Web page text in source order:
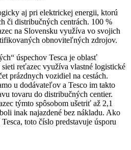
aj pri elektrickej energii, ktorú
či distribučných centrách. 100 %
na Slovensku využíva vo svojich
obnoviteľných zdrojov.
úspechov Tesca je oblasť
reťazec využíva vlastné logistické
prázdnych vozidiel na cestách.
u dodávateľov a Tesco im takto
tovaru do distribučných centier.
týmto spôsobom ušetriť až 2,1
inak najazdené bez nákladu. Ako
toto číslo predstavuje úsporu